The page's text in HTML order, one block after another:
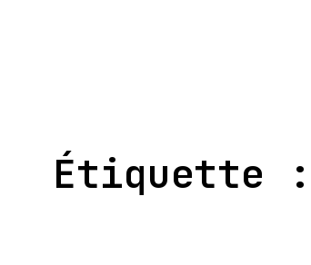
Étiquette :